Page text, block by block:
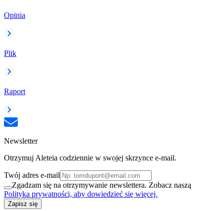
Opinia
Plik
Raport
Newsletter
Otrzymuj Aleteia codziennie w swojej skrzynce e-mail.
Twój adres e-mail
Zgadzam się na otrzymywanie newslettera. Zobacz naszą
Polityka prywatności, aby dowiedzieć się więcej.
Zapisz się